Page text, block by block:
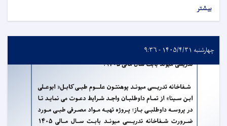
بیشتر
چهارشنبه ۱۴۰۵/۴/۳۱ - ۹:۳۶